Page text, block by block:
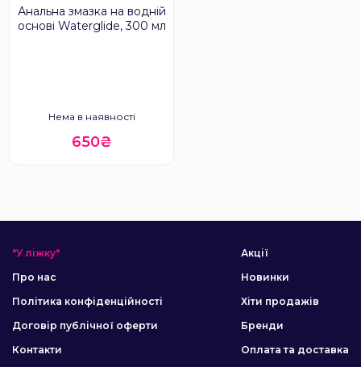
Анальна змазка на водній
основі Waterglide, 300 мл
Нема в наявності
650₴
"У ліжку"
Про нас
Політика конфіденційності
Договір публічної оферти
Контакти
Акції
Новинки
Хіти продажів
Бренди
Оплата та доставка